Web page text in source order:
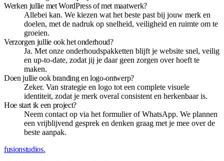
Werken jullie met WordPress of met maatwerk?
Allebei kan. We kiezen wat het beste past bij jouw merk en
doelen, met de nadruk op snelheid, veiligheid en ruimte om te
groeien.
Verzorgen jullie ook het onderhoud?
Ja. Met onze onderhoudspakketten blijft je website snel, veilig
en up-to-date, zodat jij je daar geen zorgen over hoeft te
maken.
Doen jullie ook branding en logo-ontwerp?
Zeker. Van strategie en logo tot een complete visuele
identiteit, zodat je merk overal consistent en herkenbaar is.
Hoe start ik een project?
Neem contact op via het formulier of WhatsApp. We plannen
een vrijblijvend gesprek en denken graag met je mee over de
beste aanpak.
fusionstudios.